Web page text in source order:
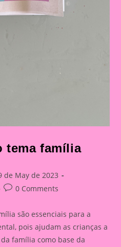
tema família
de May de 2023
Post0 Comments
são essenciais para a
pois ajudam as crianças a
família como base da